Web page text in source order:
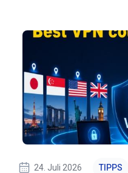
die Geräte ihrer Mitarbeiter,
24. Juli 2026 TIPPS